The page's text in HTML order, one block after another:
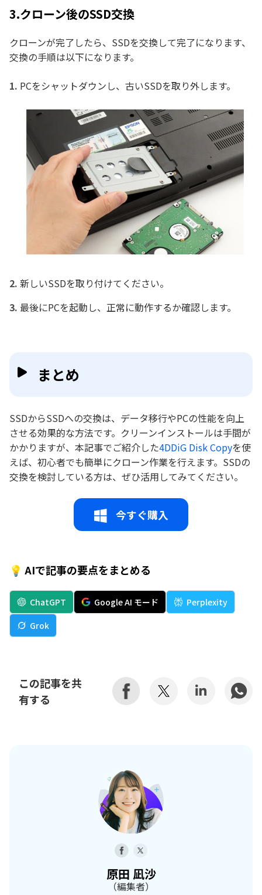
3.クローン後のSSD交換
クローンが完了したら、SSDを交換して完了になります、
交換の手順は以下になります。
PCをシャットダウンし、古いSSDを取り外します。
新しいSSDを取り付けてください。
最後にPCを起動し、正常に動作するか確認します。
まとめ
SSDからSSDへの交換は、データ移行やPCの性能を向上
させる効果的な方法です。クリーンインストールは手間が
かかりますが、本記事でご紹介した4DDiG Disk Copyを使
えば、初心者でも簡単にクローン作業を行えます。SSDの
交換を検討している方は、ぜひ活用してみてください。
今すぐ購入
💡 AIで記事の要点をまとめる
ChatGPT Google AI モード
Perplexity
Grok
この記事を共
有する
原田 凪沙
（編集者）